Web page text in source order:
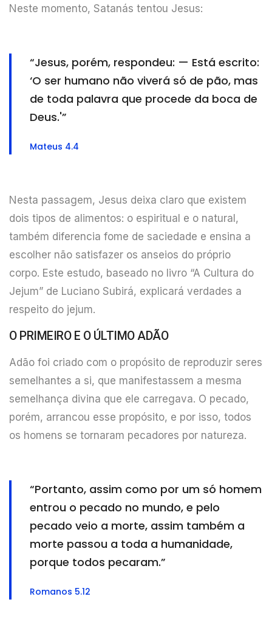
Neste momento, Satanás tentou Jesus:
“Jesus, porém, respondeu: — Está escrito:
‘O ser humano não viverá só de pão, mas
de toda palavra que procede da boca de
Deus.'”
Mateus 4.4
Nesta passagem, Jesus deixa claro que existem
dois tipos de alimentos: o espiritual e o natural,
também diferencia fome de saciedade e ensina a
escolher não satisfazer os anseios do próprio
corpo. Este estudo, baseado no livro “A Cultura do
Jejum” de Luciano Subirá, explicará verdades a
respeito do jejum.
O PRIMEIRO E O ÚLTIMO ADÃO
Adão foi criado com o propósito de reproduzir seres
semelhantes a si, que manifestassem a mesma
semelhança divina que ele carregava. O pecado,
porém, arrancou esse propósito, e por isso, todos
os homens se tornaram pecadores por natureza.
“Portanto, assim como por um só homem
entrou o pecado no mundo, e pelo
pecado veio a morte, assim também a
morte passou a toda a humanidade,
porque todos pecaram.”
Romanos 5.12